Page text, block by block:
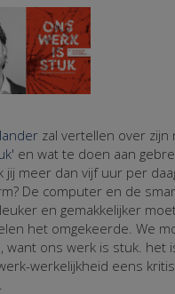
zal vertellen over zijn
en wat te doen aan
jij meer dan vijf uur per
De computer en de
en gemakkelijker
het omgekeerde. We
want ons werk is stuk. het
werkelijkheid eens